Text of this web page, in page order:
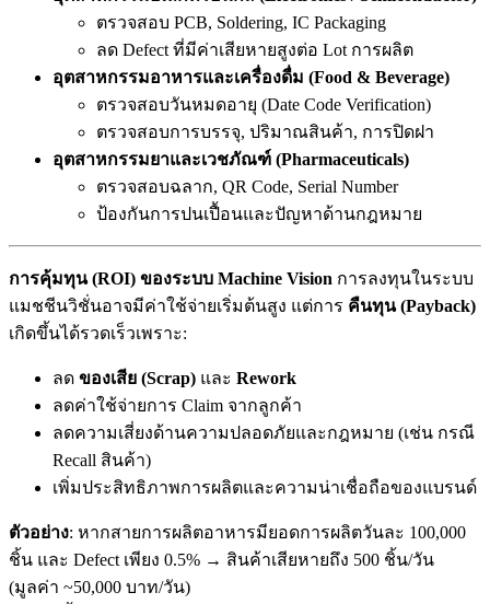
ตรวจสอบ PCB, Soldering, IC Packaging
ลด Defect ที่มีค่าเสียหายสูงต่อ Lot การผลิต
อุตสาหกรรมอาหารและเครื่องดื่ม (Food & Beverage)
ตรวจสอบวันหมดอายุ (Date Code Verification)
ตรวจสอบการบรรจุ, ปริมาณสินค้า, การปิดฝา
อุตสาหกรรมยาและเวชภัณฑ์ (Pharmaceuticals)
ตรวจสอบฉลาก, QR Code, Serial Number
ป้องกันการปนเปื้อนและปัญหาด้านกฎหมาย
การคุ้มทุน (ROI) ของระบบ Machine Vision การลงทุนในระบบ
แมชชีนวิชั่นอาจมีค่าใช้จ่ายเริ่มต้นสูง แต่การ คืนทุน (Payback)
เกิดขึ้นได้รวดเร็วเพราะ:
ลด ของเสีย (Scrap) และ Rework
ลดค่าใช้จ่ายการ Claim จากลูกค้า
ลดความเสี่ยงด้านความปลอดภัยและกฎหมาย (เช่น กรณี
Recall สินค้า)
เพิ่มประสิทธิภาพการผลิตและความน่าเชื่อถือของแบรนด์
ตัวอย่าง: หากสายการผลิตอาหารมียอดการผลิตวันละ 100,000
ชิ้น และ Defect เพียง 0.5% → สินค้าเสียหายถึง 500 ชิ้น/วัน
(มูลค่า ~50,000 บาท/วัน)